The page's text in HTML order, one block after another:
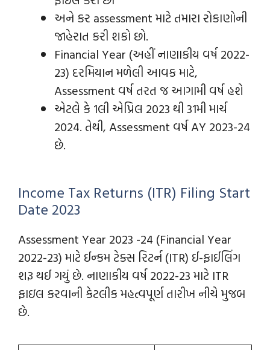
અને કર assessment માટે તમારા રોકાણોની
જાહેરાત કરી શકો છો.
Financial Year (અહીં નાણાકીય વર્ષ 2022-
23) દરમિયાન મળેલી આવક માટે,
Assessment વર્ષ તરત જ આગામી વર્ષ હશે
એટલે કે 1લી એપ્રિલ 2023 થી 31મી માર્ચ
2024. તેથી, Assessment વર્ષ AY 2023-24
છે.
Income Tax Returns (ITR) Filing Start
Date 2023
Assessment Year 2023 -24 (Financial Year
2022-23) માટે ઈન્કમ ટેક્સ રિટર્ન (ITR) ઈ-ફાઈલિંગ
શરૂ થઈ ગયું છે. નાણાકીય વર્ષ 2022-23 માટે ITR
ફાઇલ કરવાની કેટલીક મહત્વપૂર્ણ તારીખ નીચે મુજબ
છે.